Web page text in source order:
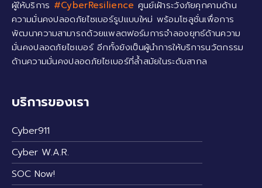
ผู้ให้บริการ #CyberResilience ศูนย์เฝ้าระวังภัยคุกคามด้าน
ความมั่นคงปลอดภัยไซเบอร์รูปแบบใหม่ พร้อมโซลูชั่นเพื่อการ
พัฒนาความสามารถด้วยแพลตฟอร์มการจำลองยุทธ์ด้านความ
มั่นคงปลอดภัยไซเบอร์ อีกทั้งยังเป็นผู้นำการให้บริการนวัตกรรม
ด้านความมั่นคงปลอดภัยไซเบอร์ที่ล้ำสมัยในระดับสากล
บริการของเรา
Cyber911
Cyber W.A.R.
SOC Now!